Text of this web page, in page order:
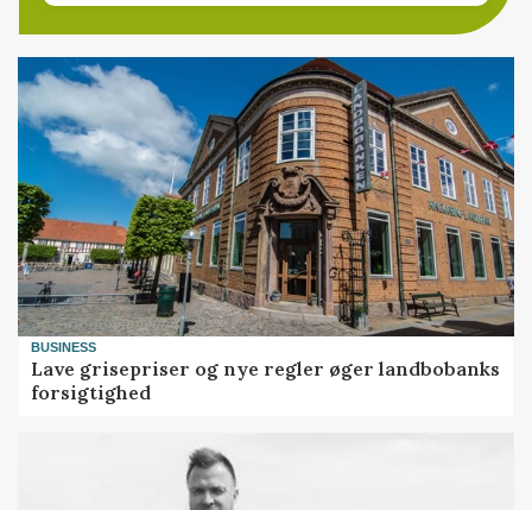
BUSINESS
Lave grisepriser og nye regler øger landbobanks
forsigtighed